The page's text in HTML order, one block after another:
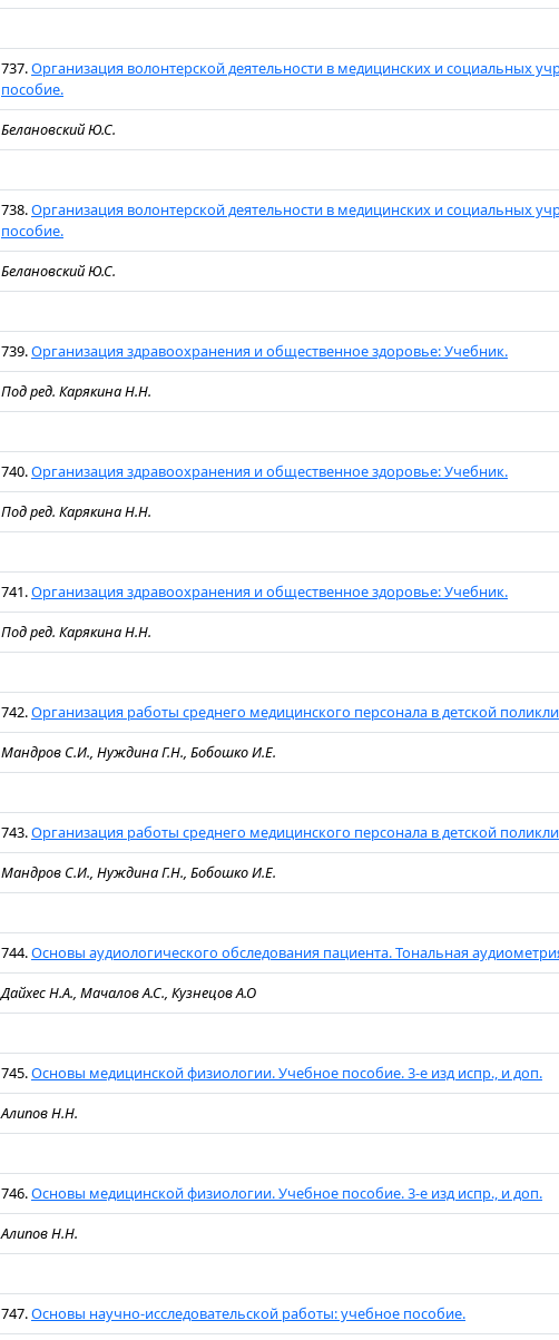
737.Организация волонтерской деятельности в медицинских и социальных
пособие.
Белановский Ю.С.
738.Организация волонтерской деятельности в медицинских и социальных
пособие.
Белановский Ю.С.
739.Организация здравоохранения и общественное здоровье: Учебник.
Под ред. Карякина Н.Н.
740.Организация здравоохранения и общественное здоровье: Учебник.
Под ред. Карякина Н.Н.
741.Организация здравоохранения и общественное здоровье: Учебник.
Под ред. Карякина Н.Н.
742.Организация работы среднего медицинского персонала в детской
Мандров С.И., Нуждина Г.Н., Бобошко И.Е.
743.Организация работы среднего медицинского персонала в детской
Мандров С.И., Нуждина Г.Н., Бобошко И.Е.
744.Основы аудиологического обследования пациента. Тональная
Дайхес Н.А., Мачалов А.С., Кузнецов А.О
745.Основы медицинской физиологии. Учебное пособие. 3-е изд испр., и доп.
Алипов Н.Н.
746.Основы медицинской физиологии. Учебное пособие. 3-е изд испр., и доп.
Алипов Н.Н.
747.Основы научно-исследовательской работы: учебное пособие.